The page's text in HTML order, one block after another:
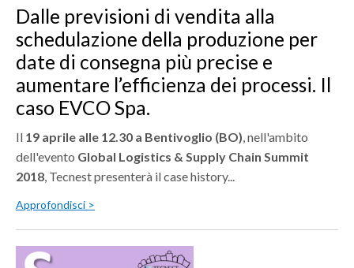
Dalle previsioni di vendita alla
schedulazione della produzione per
date di consegna più precise e
aumentare l’efficienza dei processi. Il
caso EVCO Spa.
Il 19 aprile alle 12.30 a Bentivoglio (BO), nell'ambito
dell'evento Global Logistics & Supply Chain Summit
2018, Tecnest presenterà il case history...
Approfondisci >